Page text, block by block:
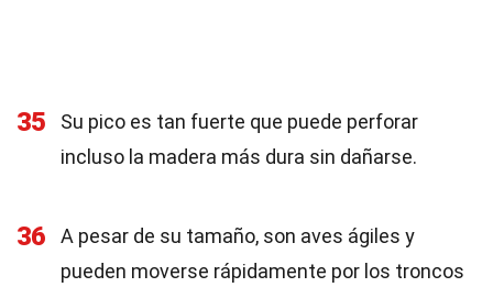
35
Su pico es tan fuerte que puede perforar
incluso la madera más dura sin dañarse.
36
A pesar de su tamaño, son aves ágiles y
pueden moverse rápidamente por los troncos